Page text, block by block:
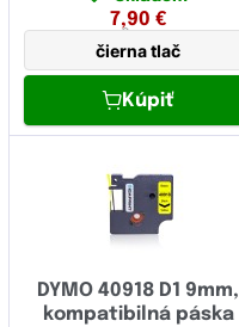
7,90 €
6 mm
čierna tlač
Kúpiť
DYMO 40918 D1 9mm,
kompatibilná páska